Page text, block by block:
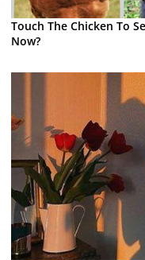
Touch The Chicken To
Now?